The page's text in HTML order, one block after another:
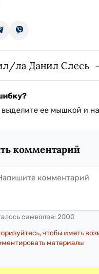
ла Данил Слесь
ее мышкой и
комментарий
символов: 2000
чтобы иметь
материалы